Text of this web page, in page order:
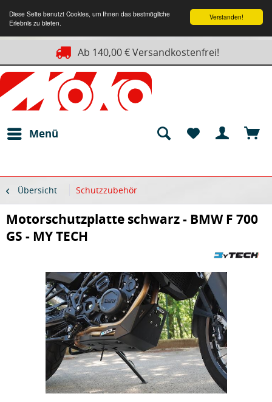
Verstanden!
Diese Seite benutzt Cookies, um Ihnen das bestmögliche
Erlebnis zu bieten.
Ab 140,00 € Versandkostenfrei!
Menü
Übersicht Schutzzubehör
Motorschutzplatte schwarz - BMW F 700
GS - MY TECH